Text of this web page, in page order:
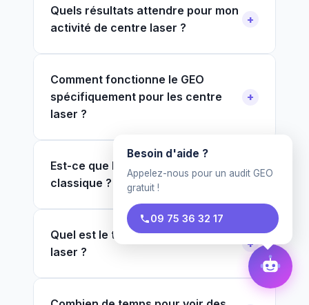
Quels résultats attendre pour mon
activité de centre laser ?
Comment fonctionne le GEO
spécifiquement pour les centre
laser ?
Est-ce que le GEO remplace le SEO
classique ?
Quel est le tarif pour un centre
laser ?
Besoin d'aide ?
Appelez-nous pour un audit GEO
gratuit !
09 75 36 32 17